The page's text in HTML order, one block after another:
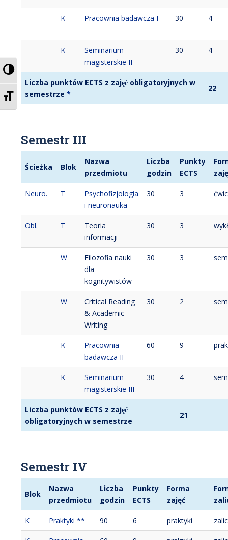
PRZEŁĄCZ WYSOKI KONTRAST
ZMIEŃ ROZMIAR CZCIONEK
Liczba punktów ECTS z zajęć obligatoryjnych w
semestrze *
22
K Pracownia badawcza I 30 4
K
Seminarium
magisterskie II
30 4
Semestr III
Ścieżka Blok
Nazwa
przedmiotu
Liczba
godzin
Punkty
ECTS
Liczba punktów ECTS z zajęć
obligatoryjnych w semestrze
21
Neuro. T
Psychofizjologia
i neuronauka
30 3
Obl. T
Teoria
informacji
30 3
W
Filozofia nauki
dla
kognitywistów
30 3
W
Critical Reading
& Academic
Writing
30 2
K
Pracownia
badawcza II
60 9
K
Seminarium
magisterskie III
30 4
Semestr IV
Blok
Nazwa
przedmiotu
Liczba
godzin
Punkty
ECTS
Forma
zajęć
K Praktyki ** 90 6 praktyki